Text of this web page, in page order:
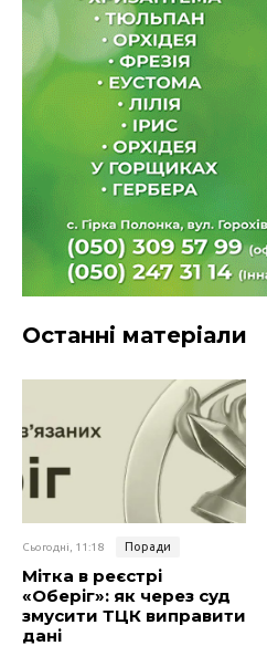
Останні матеріали
Сьогодні, 11:18 Поради
Мітка в реєстрі
«Оберіг»: як через суд
змусити ТЦК виправити
дані